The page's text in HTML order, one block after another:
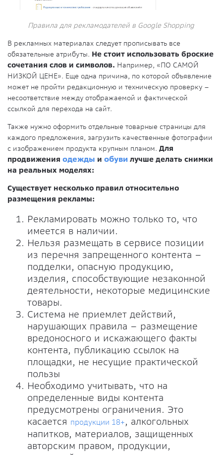
Правила для рекламодателей в Google Shopping
В рекламных материалах следует прописывать все
обязательные атрибуты. Не стоит использовать броские
сочетания слов и символов. Например, «ПО САМОЙ
НИЗКОЙ ЦЕНЕ». Еще одна причина, по которой объявление
может не пройти редакционную и техническую проверку –
несоответствие между отображаемой и фактической
ссылкой для перехода на сайт.
Также нужно оформить отдельные товарные страницы для
каждого предложения, загрузить качественные фотографии
с изображением продукта крупным планом. Для
продвижения одежды и обуви лучше делать снимки
на реальных моделях:
Существует несколько правил относительно
размещения рекламы:
Рекламировать можно только то, что
имеется в наличии.
Нельзя размещать в сервисе позиции
из перечня запрещенного контента –
подделки, опасную продукцию,
изделия, способствующие незаконной
деятельности, некоторые медицинские
товары.
Система не приемлет действий,
нарушающих правила – размещение
вредоносного и искажающего факты
контента, публикацию ссылок на
площадки, не несущие практической
пользы
Необходимо учитывать, что на
определенные виды контента
предусмотрены ограничения. Это
касается продукции 18+, алкогольных
напитков, материалов, защищенных
авторским правом, продукции,